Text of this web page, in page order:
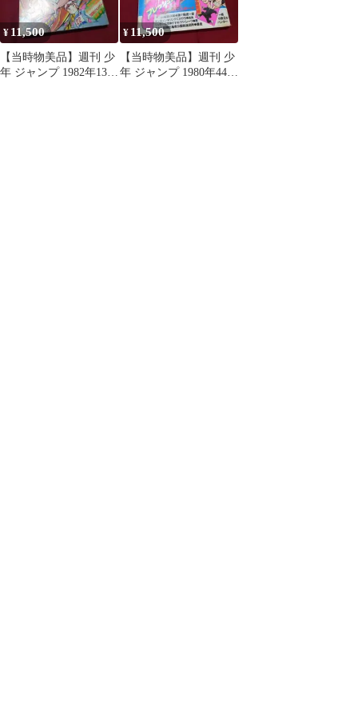
¥ 11,500
【当時物美品】週刊 少
年 ジャンプ 1982年13号
¥ 11,500
【当時物美品】週刊 少
年 ジャンプ 1980年44号